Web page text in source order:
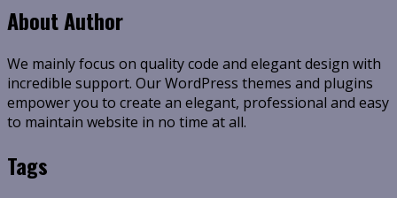
About Author
We mainly focus on quality code and elegant design with
incredible support. Our WordPress themes and plugins
empower you to create an elegant, professional and easy
to maintain website in no time at all.
Tags